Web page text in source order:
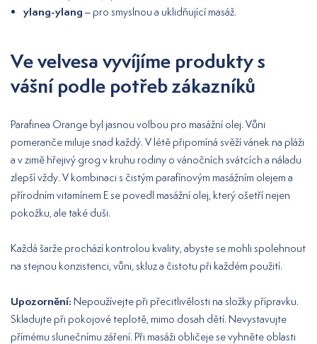
ylang-ylang – pro smyslnou a uklidňující masáž.
Ve velvesa vyvíjíme produkty s
vášní podle potřeb zákazníků
Parafinea Orange byl jasnou volbou pro masážní olej. Vůni
pomeranče miluje snad každý. V létě připomíná svěží vánek na pláži
a v zimě hřejivý grog v kruhu rodiny o vánočních svátcích a náladu
zlepší vždy. V kombinaci s čistým parafínovým masážním olejem a
přírodním vitamínem E se povedl masážní olej, který ošetří nejen
pokožku, ale také duši.
Každá šarže prochází kontrolou kvality, abyste se mohli spolehnout
na stejnou konzistenci, vůni, skluz a čistotu při každém použití.
Upozornění: Nepoužívejte při přecitlivělosti na složky přípravku.
Skladujte při pokojové teplotě, mimo dosah dětí. Nevystavujte
přímému slunečnímu záření. Při masáži obličeje se vyhněte oblasti